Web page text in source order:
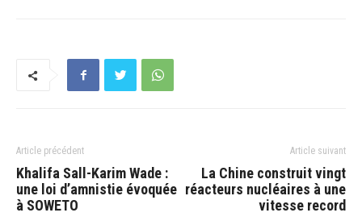
Article précédent
Khalifa Sall-Karim Wade :
une loi d’amnistie évoquée
à SOWETO
Article suivant
La Chine construit vingt
réacteurs nucléaires à une
vitesse record